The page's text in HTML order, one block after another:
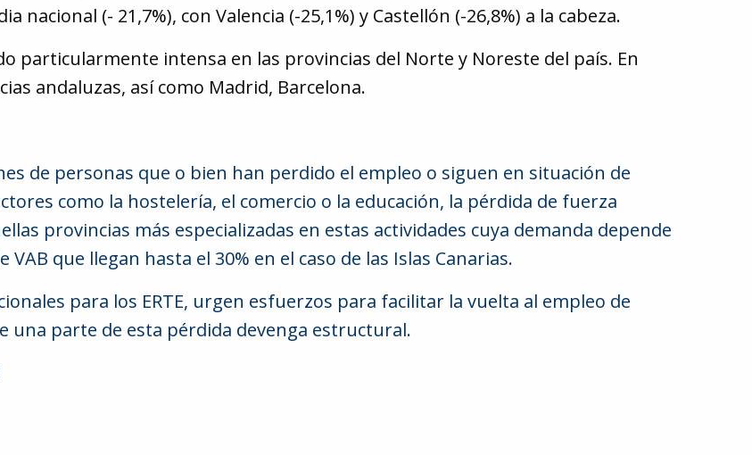
nacional (- 21,7%), con Valencia (-25,1%) y Castellón (-26,8%) a la cabeza.
particularmente intensa en las provincias del Norte y Noreste del país. En
andaluzas, así como Madrid, Barcelona.
de personas que o bien han perdido el empleo o siguen en situación de
como la hostelería, el comercio o la educación, la pérdida de fuerza
provincias más especializadas en estas actividades cuya demanda depende
que llegan hasta el 30% en el caso de las Islas Canarias.
para los ERTE, urgen esfuerzos para facilitar la vuelta al empleo de
una parte de esta pérdida devenga estructural.